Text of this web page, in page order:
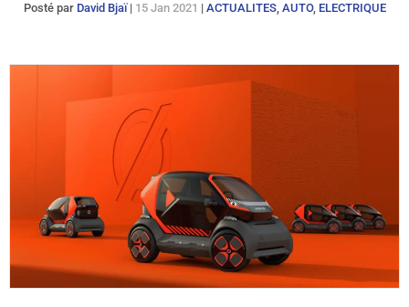
Posté par David Bjaï| 15 Jan 2021 | ACTUALITES, AUTO, ELECTRIQUE